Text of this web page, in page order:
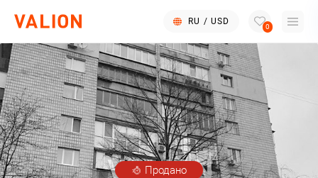
RU / USD
0
Продано